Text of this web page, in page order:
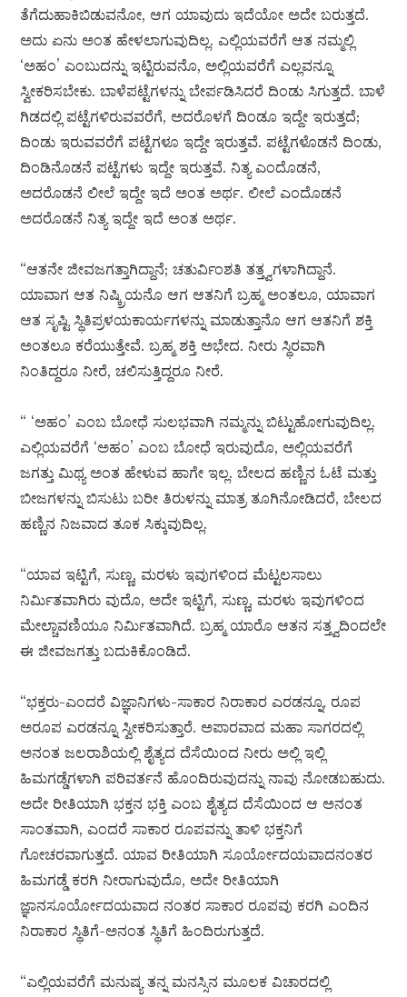
ತೆಗೆದುಹಾಕಿಬಿಡುವನೋ, ಆಗ ಯಾವುದು ಇದೆಯೋ ಅದೇ ಬರುತ್ತದೆ.
ಅದು ಏನು ಅಂತ ಹೇಳಲಾಗುವುದಿಲ್ಲ. ಎಲ್ಲಿಯವರೆಗೆ ಆತ ನಮ್ಮಲ್ಲಿ
‘ಅಹಂ’ ಎಂಬುದನ್ನು ಇಟ್ಟಿರುವನೊ, ಅಲ್ಲಿಯವರೆಗೆ ಎಲ್ಲವನ್ನೂ
ಸ್ವೀಕರಿಸಬೇಕು. ಬಾಳೆಪಟ್ಟೆಗಳನ್ನು ಬೇರ್ಪಡಿಸಿದರೆ ದಿಂಡು ಸಿಗುತ್ತದೆ. ಬಾಳೆ
ಗಿಡದಲ್ಲಿ ಪಟ್ಟೆಗಳಿರುವವರೆಗೆ, ಅದರೊಳಗೆ ದಿಂಡೂ ಇದ್ದೇ ಇರುತ್ತದೆ;
ದಿಂಡು ಇರುವವರೆಗೆ ಪಟ್ಟೆಗಳೂ ಇದ್ದೇ ಇರುತ್ತವೆ. ಪಟ್ಟೆಗಳೊಡನೆ ದಿಂಡು,
ದಿಂಡಿನೊಡನೆ ಪಟ್ಟೆಗಳು ಇದ್ದೇ ಇರುತ್ತವೆ. ನಿತ್ಯ ಎಂದೊಡನೆ,
ಅದರೊಡನೆ ಲೀಲೆ ಇದ್ದೇ ಇದೆ ಅಂತ ಅರ್ಥ. ಲೀಲೆ ಎಂದೊಡನೆ
ಅದರೊಡನೆ ನಿತ್ಯ ಇದ್ದೇ ಇದೆ ಅಂತ ಅರ್ಥ.
“ಆತನೇ ಜೀವಜಗತ್ತಾಗಿದ್ದಾನೆ; ಚತುರ್ವಿಂಶತಿ ತತ್ತ್ವಗಳಾಗಿದ್ದಾನೆ.
ಯಾವಾಗ ಆತ ನಿಷ್ಕ್ರಿಯನೊ ಆಗ ಆತನಿಗೆ ಬ್ರಹ್ಮ ಅಂತಲೂ, ಯಾವಾಗ
ಆತ ಸೃಷ್ಟಿ ಸ್ಥಿತಿಪ್ರಳಯಕಾರ್ಯಗಳನ್ನು ಮಾಡುತ್ತಾನೊ ಆಗ ಆತನಿಗೆ ಶಕ್ತಿ
ಅಂತಲೂ ಕರೆಯುತ್ತೇವೆ. ಬ್ರಹ್ಮ ಶಕ್ತಿ ಅಭೇದ. ನೀರು ಸ್ಥಿರವಾಗಿ
ನಿಂತಿದ್ದರೂ ನೀರೆ, ಚಲಿಸುತ್ತಿದ್ದರೂ ನೀರೆ.
“ ‘ಅಹಂ’ ಎಂಬ ಬೋಧೆ ಸುಲಭವಾಗಿ ನಮ್ಮನ್ನು ಬಿಟ್ಟುಹೋಗುವುದಿಲ್ಲ.
ಎಲ್ಲಿಯವರೆಗೆ ‘ಅಹಂ’ ಎಂಬ ಬೋಧೆ ಇರುವುದೊ, ಅಲ್ಲಿಯವರೆಗೆ
ಜಗತ್ತು ಮಿಥ್ಯ ಅಂತ ಹೇಳುವ ಹಾಗೇ ಇಲ್ಲ. ಬೇಲದ ಹಣ್ಣಿನ ಓಟೆ ಮತ್ತು
ಬೀಜಗಳನ್ನು ಬಿಸುಟು ಬರೀ ತಿರುಳನ್ನು ಮಾತ್ರ ತೂಗಿನೋಡಿದರೆ, ಬೇಲದ
ಹಣ್ಣಿನ ನಿಜವಾದ ತೂಕ ಸಿಕ್ಕುವುದಿಲ್ಲ.
“ಯಾವ ಇಟ್ಟಿಗೆ, ಸುಣ್ಣ, ಮರಳು ಇವುಗಳಿಂದ ಮೆಟ್ಟಲಸಾಲು
ನಿರ್ಮಿತವಾಗಿರು ವುದೊ, ಅದೇ ಇಟ್ಟಿಗೆ, ಸುಣ್ಣ, ಮರಳು ಇವುಗಳಿಂದ
ಮೇಲ್ಚಾವಣಿಯೂ ನಿರ್ಮಿತವಾಗಿದೆ. ಬ್ರಹ್ಮ ಯಾರೊ ಆತನ ಸತ್ತ್ವದಿಂದಲೇ
ಈ ಜೀವಜಗತ್ತು ಬದುಕಿಕೊಂಡಿದೆ.
“ಭಕ್ತರು-ಎಂದರೆ ವಿಜ್ಞಾನಿಗಳು-ಸಾಕಾರ ನಿರಾಕಾರ ಎರಡನ್ನೂ, ರೂಪ
ಅರೂಪ ಎರಡನ್ನೂ ಸ್ವೀಕರಿಸುತ್ತಾರೆ. ಅಪಾರವಾದ ಮಹಾ ಸಾಗರದಲ್ಲಿ
ಅನಂತ ಜಲರಾಶಿಯಲ್ಲಿ ಶೈತ್ಯದ ದೆಸೆಯಿಂದ ನೀರು ಅಲ್ಲಿ ಇಲ್ಲಿ
ಹಿಮಗಡ್ಡೆಗಳಾಗಿ ಪರಿವರ್ತನೆ ಹೊಂದಿರುವುದನ್ನು ನಾವು ನೋಡಬಹುದು.
ಅದೇ ರೀತಿಯಾಗಿ ಭಕ್ತನ ಭಕ್ತಿ ಎಂಬ ಶೈತ್ಯದ ದೆಸೆಯಿಂದ ಆ ಅನಂತ
ಸಾಂತವಾಗಿ, ಎಂದರೆ ಸಾಕಾರ ರೂಪವನ್ನು ತಾಳಿ ಭಕ್ತನಿಗೆ
ಗೋಚರವಾಗುತ್ತದೆ. ಯಾವ ರೀತಿಯಾಗಿ ಸೂರ್ಯೋದಯವಾದನಂತರ
ಹಿಮಗಡ್ಡೆ ಕರಗಿ ನೀರಾಗುವುದೊ, ಅದೇ ರೀತಿಯಾಗಿ
ಜ್ಞಾನಸೂರ್ಯೋದಯವಾದ ನಂತರ ಸಾಕಾರ ರೂಪವು ಕರಗಿ ಎಂದಿನ
ನಿರಾಕಾರ ಸ್ಥಿತಿಗೆ-ಅನಂತ ಸ್ಥಿತಿಗೆ ಹಿಂದಿರುಗುತ್ತದೆ.
“ಎಲ್ಲಿಯವರೆಗೆ ಮನುಷ್ಯ ತನ್ನ ಮನಸ್ಸಿನ ಮೂಲಕ ವಿಚಾರದಲ್ಲಿ